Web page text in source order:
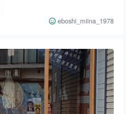
eboshi_miina_1978